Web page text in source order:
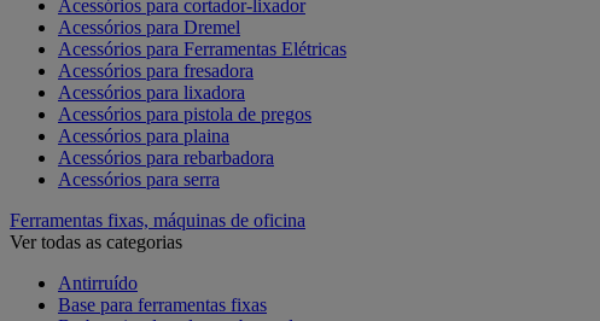
Acessórios para cortador-lixador
Acessórios para Dremel
Acessórios para Ferramentas Elétricas
Acessórios para fresadora
Acessórios para lixadora
Acessórios para pistola de pregos
Acessórios para plaina
Acessórios para rebarbadora
Acessórios para serra
Ferramentas fixas, máquinas de oficina
Ver todas as categorias
Antirruído
Base para ferramentas fixas